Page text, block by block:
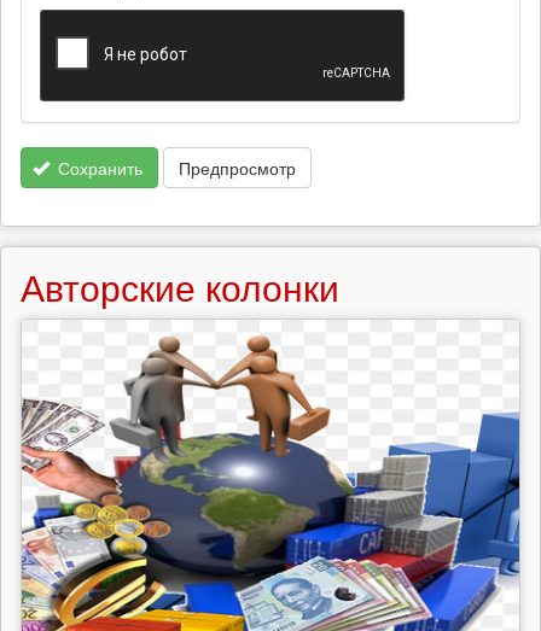
Сохранить Предпросмотр
Авторские колонки